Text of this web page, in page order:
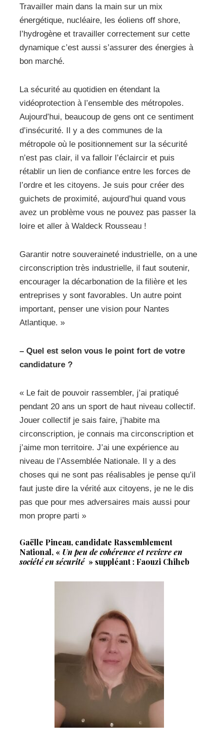
Travailler main dans la main sur un mix
énergétique, nucléaire, les éoliens off shore,
l’hydrogène et travailler correctement sur cette
dynamique c’est aussi s’assurer des énergies à
bon marché.
La sécurité au quotidien en étendant la
vidéoprotection à l’ensemble des métropoles.
Aujourd’hui, beaucoup de gens ont ce sentiment
d’insécurité. Il y a des communes de la
métropole où le positionnement sur la sécurité
n’est pas clair, il va falloir l’éclaircir et puis
rétablir un lien de confiance entre les forces de
l’ordre et les citoyens. Je suis pour créer des
guichets de proximité, aujourd’hui quand vous
avez un problème vous ne pouvez pas passer la
loire et aller à Waldeck Rousseau !
Garantir notre souveraineté industrielle, on a une
circonscription très industrielle, il faut soutenir,
encourager la décarbonation de la filière et les
entreprises y sont favorables. Un autre point
important, penser une vision pour Nantes
Atlantique. »
– Quel est selon vous le point fort de votre
candidature ?
« Le fait de pouvoir rassembler, j’ai pratiqué
pendant 20 ans un sport de haut niveau collectif.
Jouer collectif je sais faire, j’habite ma
circonscription, je connais ma circonscription et
j’aime mon territoire. J’ai une expérience au
niveau de l’Assemblée Nationale. Il y a des
choses qui ne sont pas réalisables je pense qu’il
faut juste dire la vérité aux citoyens, je ne le dis
pas que pour mes adversaires mais aussi pour
mon propre parti »
Gaëlle Pineau, candidate Rassemblement
National, « Un peu de cohérence et revivre en
société en sécurité» suppléant : Faouzi Chiheb